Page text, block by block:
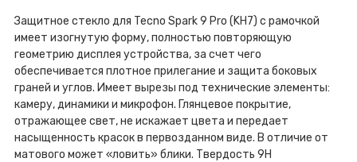
Защитное стекло для Tecno Spark 9 Pro (KH7) с рамочкой
имеет изогнутую форму, полностью повторяющую
геометрию дисплея устройства, за счет чего
обеспечивается плотное прилегание и защита боковых
граней и углов. Имеет вырезы под технические элементы:
камеру, динамики и микрофон. Глянцевое покрытие,
отражающее свет, не искажает цвета и передает
насыщенность красок в первозданном виде. В отличие от
матового может «ловить» блики. Твердость 9H